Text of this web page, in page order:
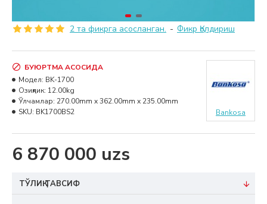
2 та фикрга асосланган. - Фикр Қолдириш
6 870 000 uzs
БУЮРТМА АСОСИДА
Модел: BK-1700
Озиқлик: 12.00kg
Ўлчамлар: 270.00mm x 362.00mm x 235.00mm
SKU: BK1700BS2 Bankosa
ТЎЛИҚ ТАВСИФ